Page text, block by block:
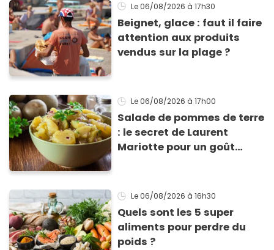
Le 06/08/2026 à 17h30
Beignet, glace : faut il faire
attention aux produits
vendus sur la plage ?
Le 06/08/2026 à 17h00
Salade de pommes de terre
: le secret de Laurent
Mariotte pour un goût
Le 06/08/2026 à 16h30
Quels sont les 5 super
aliments pour perdre du
poids ?